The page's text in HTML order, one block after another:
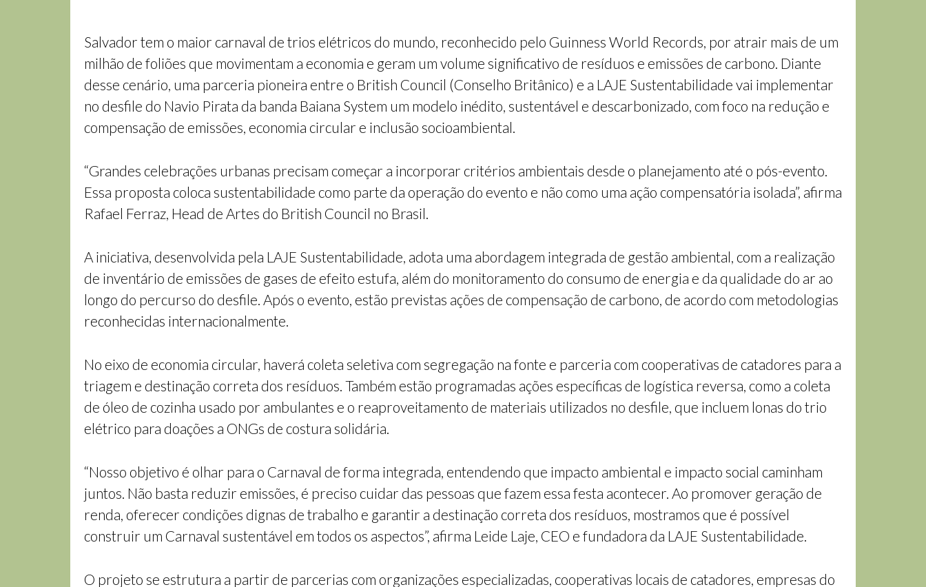
Salvador tem o maior carnaval de trios elétricos do mundo, reconhecido pelo Guinness World Records, por atrair mais de um
milhão de foliões que movimentam a economia e geram um volume significativo de resíduos e emissões de carbono. Diante
desse cenário, uma parceria pioneira entre o British Council (Conselho Britânico) e a LAJE Sustentabilidade vai implementar
no desfile do Navio Pirata da banda Baiana System um modelo inédito, sustentável e descarbonizado, com foco na redução e
compensação de emissões, economia circular e inclusão socioambiental.
“Grandes celebrações urbanas precisam começar a incorporar critérios ambientais desde o planejamento até o pós-evento.
Essa proposta coloca sustentabilidade como parte da operação do evento e não como uma ação compensatória isolada”, afirma
Rafael Ferraz, Head de Artes do British Council no Brasil.
A iniciativa, desenvolvida pela LAJE Sustentabilidade, adota uma abordagem integrada de gestão ambiental, com a realização
de inventário de emissões de gases de efeito estufa, além do monitoramento do consumo de energia e da qualidade do ar ao
longo do percurso do desfile. Após o evento, estão previstas ações de compensação de carbono, de acordo com metodologias
reconhecidas internacionalmente.
No eixo de economia circular, haverá coleta seletiva com segregação na fonte e parceria com cooperativas de catadores para a
triagem e destinação correta dos resíduos. Também estão programadas ações específicas de logística reversa, como a coleta
de óleo de cozinha usado por ambulantes e o reaproveitamento de materiais utilizados no desfile, que incluem lonas do trio
elétrico para doações a ONGs de costura solidária.
“Nosso objetivo é olhar para o Carnaval de forma integrada, entendendo que impacto ambiental e impacto social caminham
juntos. Não basta reduzir emissões, é preciso cuidar das pessoas que fazem essa festa acontecer. Ao promover geração de
renda, oferecer condições dignas de trabalho e garantir a destinação correta dos resíduos, mostramos que é possível
construir um Carnaval sustentável em todos os aspectos”, afirma Leide Laje, CEO e fundadora da LAJE Sustentabilidade.
O projeto se estrutura a partir de parcerias com organizações especializadas, cooperativas locais de catadores, empresas do